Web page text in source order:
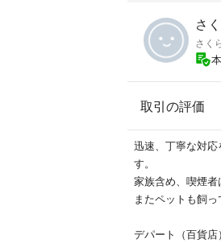
さ
さく
取引の評価
迅速、丁寧な対
す。
家族含め、喫煙者
またペットも飼っ
デパート（百貨